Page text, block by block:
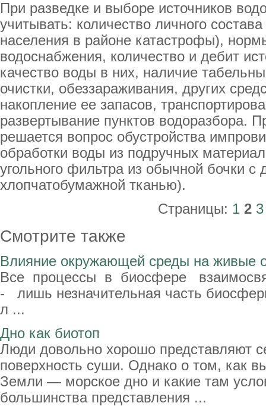
При разведке и выборе источников
учитывать: количество личного
населения в районе катастрофы),
водоснабжения, количество и дебит
качество воды в них, наличие
очистки, обеззараживания, других
накопление ее запасов,
развертывание пунктов водоразбора.
решается вопрос обустройства
обработки воды из подручных
угольного фильтра из обычной бочки
хлопчатобумажной тканью).
Страницы: 1 2 3
Смотрите также
Влияние окружающей среды на живые
Все процессы в биосфере
- лишь незначительная часть
л ...
Дно как биотоп
Люди довольно хорошо представляют
поверхность суши. Однако о том, как
Земли — морское дно и какие там
большинства представления ...